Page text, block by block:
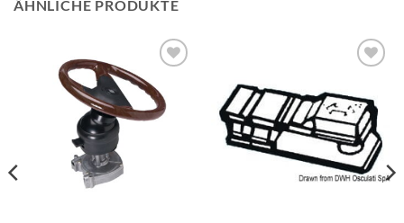
ÄHNLICHE PRODUKTE
Auf die
Wunschliste
Wunschliste